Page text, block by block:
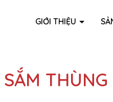
GIỚI THIỆU
SẮM